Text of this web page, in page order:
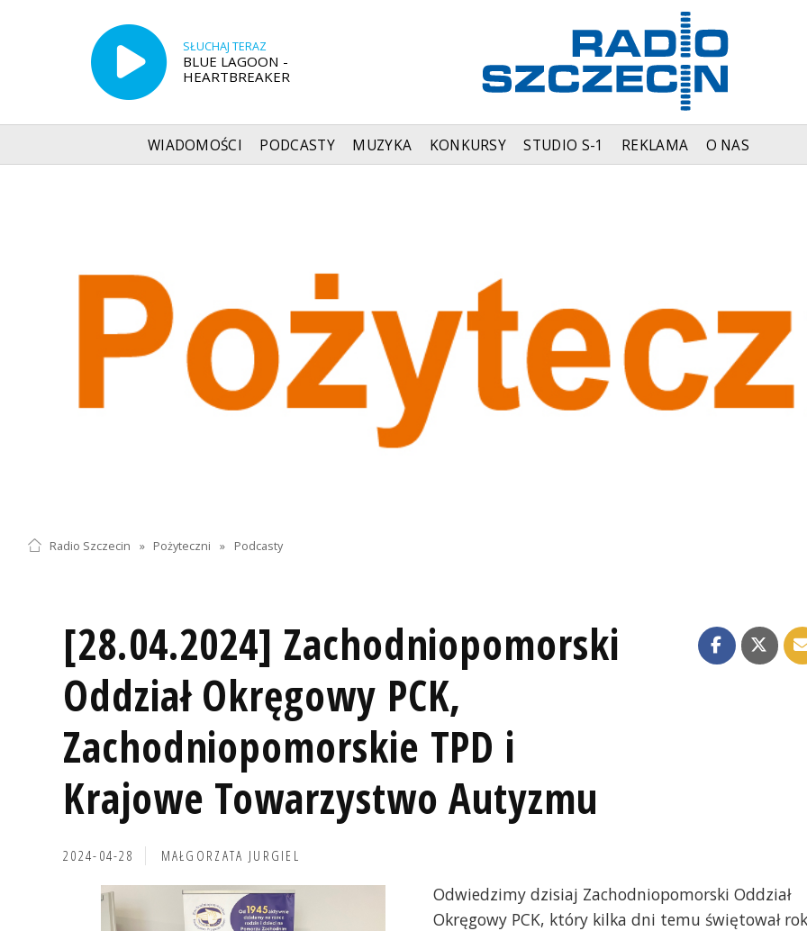
SŁUCHAJ TERAZ
BLUE LAGOON -
HEARTBREAKER
WIADOMOŚCI PODCASTY MUZYKA KONKURSY STUDIO S-1 REKLAMA O NAS
Radio Szczecin » Pożyteczni » Podcasty
[28.04.2024] Zachodniopomorski
Oddział Okręgowy PCK,
Zachodniopomorskie TPD i
Krajowe Towarzystwo Autyzmu
2024-04-28 MAŁGORZATA JURGIEL
Odwiedzimy dzisiaj Zachodniopomorski Oddział
Okręgowy PCK, który kilka dni temu świętował rok